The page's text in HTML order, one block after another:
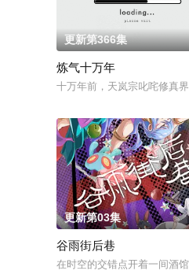
更新第366集
炼气十万年
十万年前，天岚宗叱咤修真
更新第03集
谷雨街后巷
在时空的交错点开着一间酒